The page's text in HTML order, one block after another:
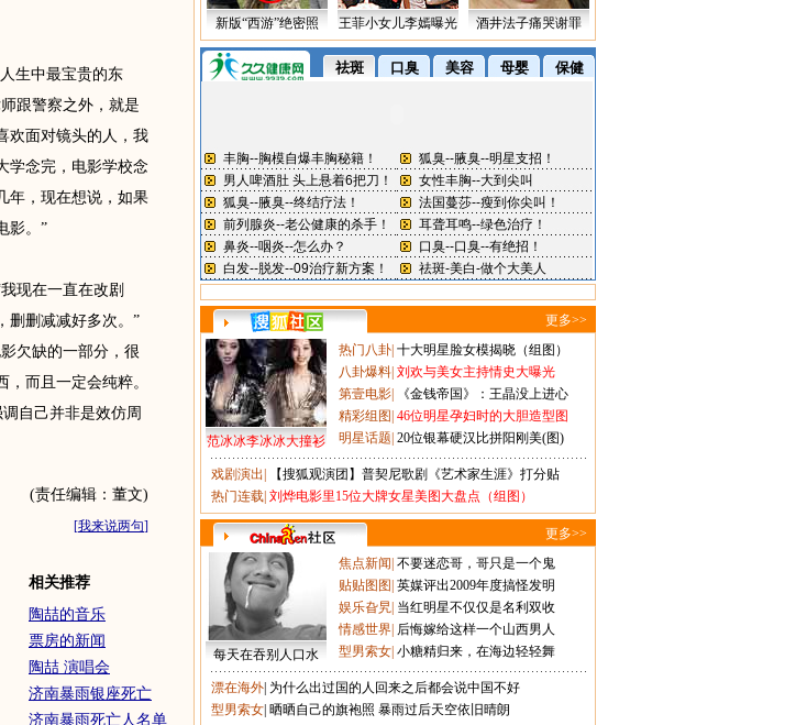
生中最宝贵的东
跟警察之外，就是
欢面对镜头的人，我
学念完，电影学校念
年，现在想说，如果
影。”
现在一直在改剧
删删减减好多次。”
欠缺的一部分，很
而且一定会纯粹。
自己并非是效仿周
(责任编辑：董文)
[我来说两句]
相关推荐
陶喆的音乐
票房的新闻
陶喆 演唱会
济南暴雨银座死亡
济南暴雨死亡人名单
新版“西游”绝密照 王菲小女儿李嫣曝光 酒井法子痛哭谢罪
更多>>
范冰冰李冰冰大撞衫
热门八卦 十大明星脸女模揭晓（组图）
八卦爆料 刘欢与美女主持情史大曝光
第壹电影
《金钱帝国》：王晶没上进心
精彩组图 46位明星孕妇时的大胆造型图
明星话题 20位银幕硬汉比拼阳刚美(图)
戏剧演出
【搜狐观演团】普契尼歌剧《艺术家生涯》打分贴
热门连载 刘烨电影里15位大牌女星美图大盘点（组图）
更多>>
每天在吞别人口水
焦点新闻 不要迷恋哥，哥只是一个鬼
贴贴图图 英媒评出2009年度搞怪发明
娱乐旮旯 当红明星不仅仅是名利双收
情感世界 后悔嫁给这样一个山西男人
型男索女 小糖精归来，在海边轻轻舞
漂在海外 为什么出过国的人回来之后都会说中国不好
型男索女 晒晒自己的旗袍照 暴雨过后天空依旧晴朗